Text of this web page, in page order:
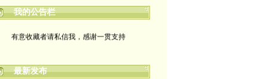
我的公告栏
yimengling53@yahoo.com
艺术博客：https://yimengl.blog
最新发布